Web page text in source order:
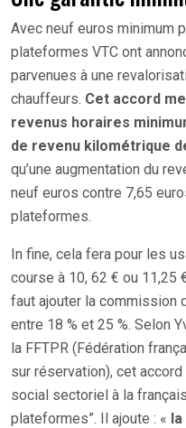
Avec neuf euros minimum
plateformes VTC ont
parvenues à une
chauffeurs. Cet accord
revenus horaires
de revenu kilométrique
qu’une augmentation du
neuf euros contre 7,65
plateformes.
In fine, cela fera pour les
course à 10, 62 € ou 11,25
faut ajouter la commission
entre 18 % et 25 %. Selon
la FFTPR (Fédération
sur réservation), cet
social sectoriel à la
plateformes”. Il ajoute : « la